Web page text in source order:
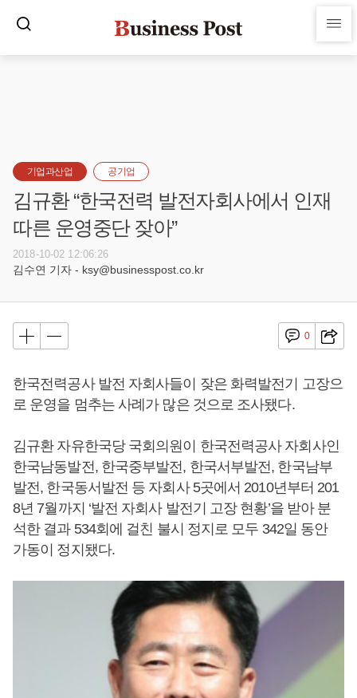
기업과산업 공기업
김규환 “한국전력 발전자회사에서 인재
따른 운영중단 잦아”
2018-10-02 12:06:26
김수연 기자 - ksy@businesspost.co.kr
0
한국전력공사 발전 자회사들이 잦은 화력발전기 고장으
로 운영을 멈추는 사례가 많은 것으로 조사됐다.
김규환 자유한국당 국회의원이 한국전력공사 자회사인
한국남동발전, 한국중부발전, 한국서부발전, 한국남부
발전, 한국동서발전 등 자회사 5곳에서 2010년부터 201
8년 7월까지 ‘발전 자회사 발전기 고장 현황’을 받아 분
석한 결과 534회에 걸친 불시 정지로 모두 342일 동안
가동이 정지됐다.